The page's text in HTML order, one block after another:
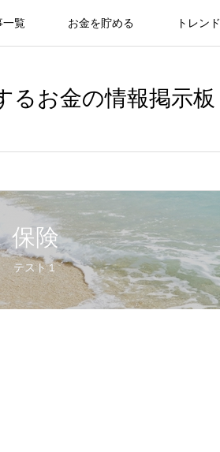
一覧 お金を貯める トレンド
るお金の情報掲示板
保険
テスト１